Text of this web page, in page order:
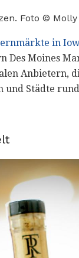
Foto © Molly
in
Des Moines
Anbietern,
und Städte